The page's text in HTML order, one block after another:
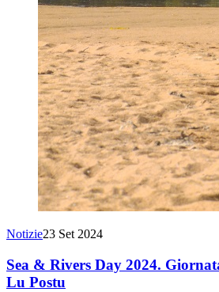
Notizie23 Set 2024
Sea & Rivers Day 2024.
Lu Postu